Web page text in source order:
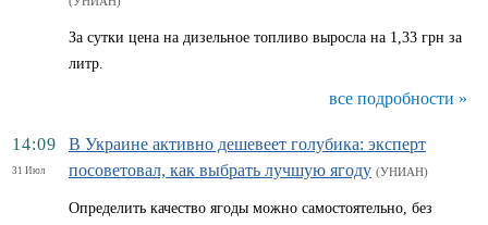
За сутки цена на дизельное топливо выросла на 1,33 грн за
литр.
все подробности »
14:09
31 Июл
В Украине активно дешевеет голубика: эксперт
посоветовал, как выбрать лучшую ягоду (УНИАН)
Определить качество ягоды можно самостоятельно, без